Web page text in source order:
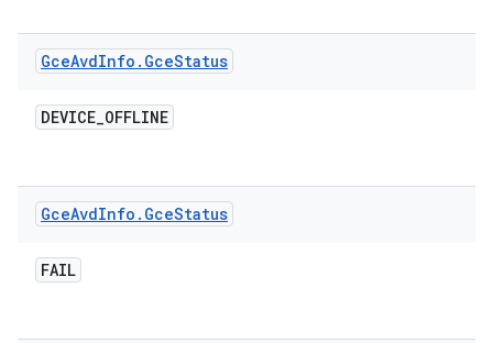
GceAvdInfo . GceStatus
DEVICE_OFFLINE
GceAvdInfo . GceStatus
FAIL